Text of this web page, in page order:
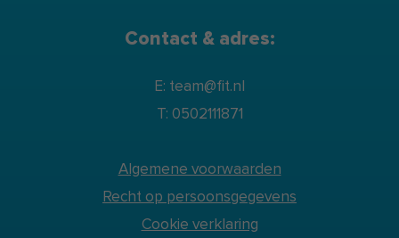
Contact & adres:
E: team@fit.nl
T: 0502111871
Algemene voorwaarden
Recht op persoonsgegevens
Cookie verklaring